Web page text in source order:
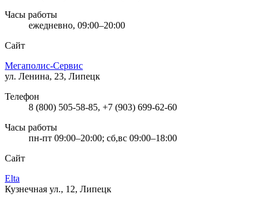
Часы работы
ежедневно, 09:00–20:00
Сайт
Мегаполис-Сервис
ул. Ленина, 23, Липецк
Телефон
8 (800) 505-58-85, +7 (903) 699-62-60
Часы работы
пн-пт 09:00–20:00; сб,вс 09:00–18:00
Сайт
Elta
Кузнечная ул., 12, Липецк